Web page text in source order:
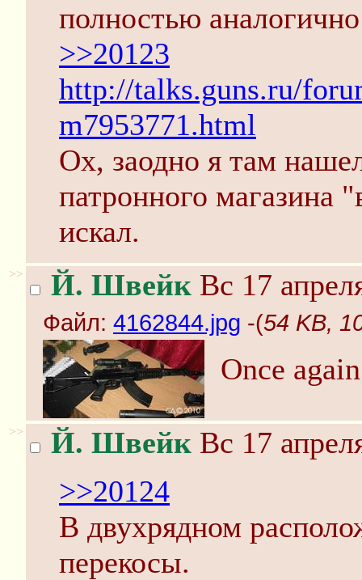
полностью
>>20123
http://talks.guns.ru/
m7953771.html
Ох, заодно я там
патронного магазина
искал.
>> Й. Швейк Вс 17
Файл: 4162844.jpg -(54 KB,
Once
>> Й. Швейк Вс 17
>>20124
В двухрядном
перекосы.